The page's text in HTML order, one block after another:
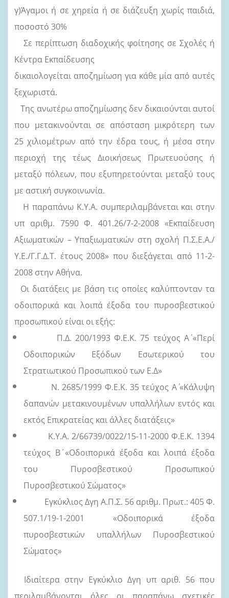
γ)Άγαμοι ή σε χηρεία ή σε διάζευξη χωρίς παιδιά,
ποσοστό 30%
Σε περίπτωση διαδοχικής φοίτησης σε Σχολές ή
Κέντρα Εκπαίδευσης
δικαιολογείται αποζημίωση για κάθε μία από αυτές
ξεχωριστά.
Της ανωτέρω αποζημίωσης δεν δικαιούνται αυτοί
που μετακινούνται σε απόσταση μικρότερη των
25 χιλιομέτρων από την έδρα τους, ή μέσα στην
περιοχή της τέως Διοικήσεως Πρωτευούσης ή
μεταξύ πόλεων, που εξυπηρετούνται μεταξύ τους
με αστική συγκοινωνία.
Η παραπάνω Κ.Υ.Α. συμπεριλαμβάνεται και στην
υπ αριθμ. 7590 Φ. 401.26/7-2-2008 «Εκπαίδευση
Αξιωματικών – Υπαξιωματικών στη σχολή Π.Σ.Ε.Α./
Υ.Ε./Γ.Γ.Δ.Τ. έτους 2008» που διεξάγεται από 11-2-
2008 στην Αθήνα.
Οι διατάξεις με βάση τις οποίες καλύπτονταν τα
οδοιπορικά και λοιπά έξοδα του πυροσβεστικού
προσωπικού είναι οι εξής:
Π.Δ. 200/1993 Φ.Ε.Κ. 75 τεύχος Α΄ «Περί
Οδοιπορικών Εξόδων Εσωτερικού του
Στρατιωτικού Προσωπικού των Ε.Δ»
Ν. 2685/1999 Φ.Ε.Κ. 35 τεύχος Α΄ «Κάλυψη
δαπανών μετακινουμένων υπαλλήλων εντός και
εκτός Επικρατείας και άλλες διατάξεις»
Κ.Υ.Α. 2/66739/0022/15-11-2000 Φ.Ε.Κ. 1394
τεύχος Β΄ «Οδοιπορικά έξοδα και λοιπά έξοδα
του Πυροσβεστικού Προσωπικού
Πυροσβεστικού Σώματος»
Εγκύκλιος Δγη Α.Π.Σ. 56 αριθμ. Πρωτ.: 405 Φ.
507.1/19-1-2001 «Οδοιπορικά έξοδα
πυροσβεστικών υπαλλήλων Πυροσβεστικού
Σώματος»
Ιδιαίτερα στην Εγκύκλιο Δγη υπ αριθ. 56 που